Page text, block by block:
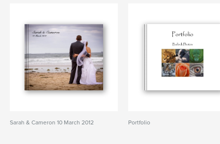
Sarah & Cameron 10 March 2012 Portfolio